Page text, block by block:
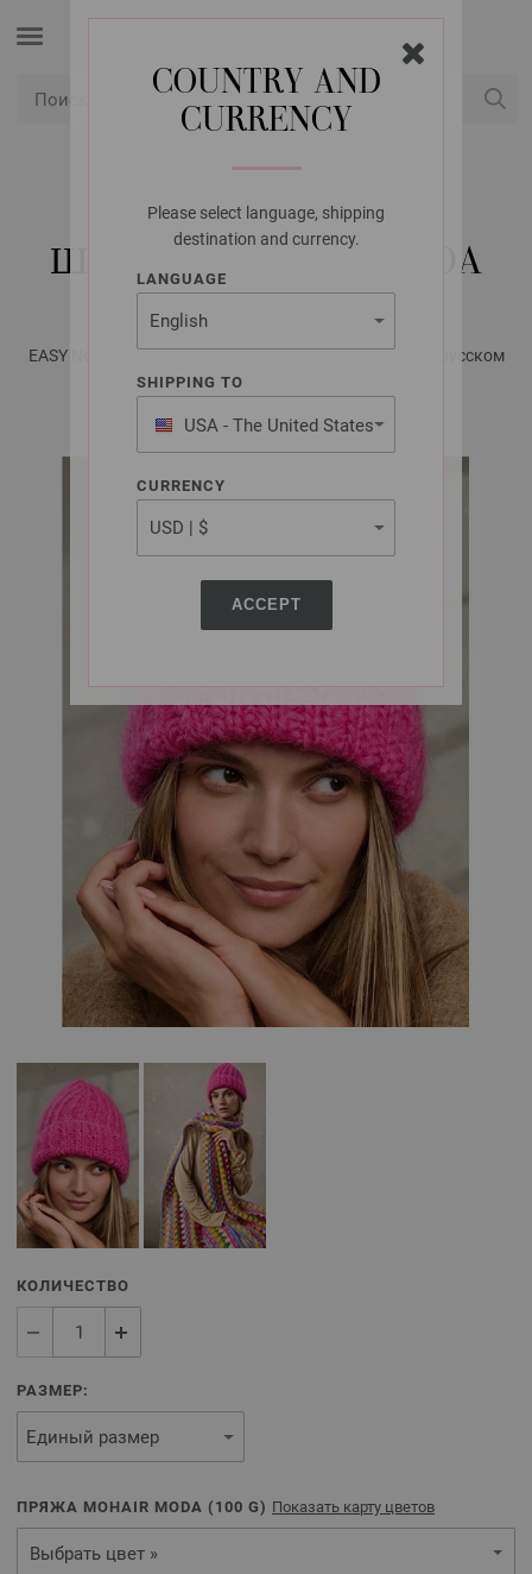
COUNTRY AND
CURRENCY
Please select language, shipping
destination and currency.
LANGUAGE
SHIPPING TO
USA - The United States
of America
CURRENCY
ACCEPT
LANA GROSSA
ШАПКА MOHAIR MODA
EASY No. 2/24 - Журнал на немецком, инструкции на русском
языке | Модель 31
КОЛИЧЕСТВО
РАЗМЕР:
ПРЯЖА MOHAIR MODA ( 100 G) Показать карту цветов
Выбрать цвет »